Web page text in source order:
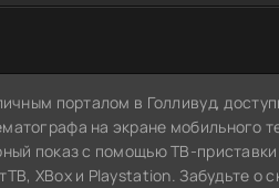
порталом в Голливуд,
на экране мобильного
показ с помощью ТВ-приставки
XBox и Playstation. Забудьте о